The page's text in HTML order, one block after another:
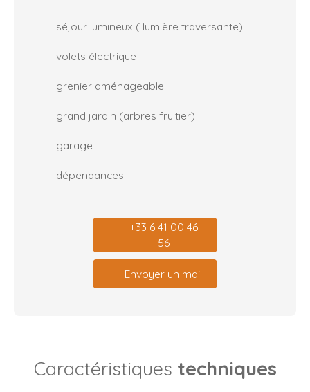
séjour lumineux ( lumière traversante)
volets électrique
grenier aménageable
grand jardin (arbres fruitier)
garage
dépendances
+33 6 41 00 46
56
Envoyer un mail
Caractéristiques techniques